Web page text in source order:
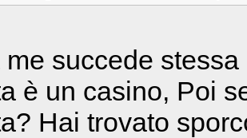
succede
è un casino, Poi
Hai trovato